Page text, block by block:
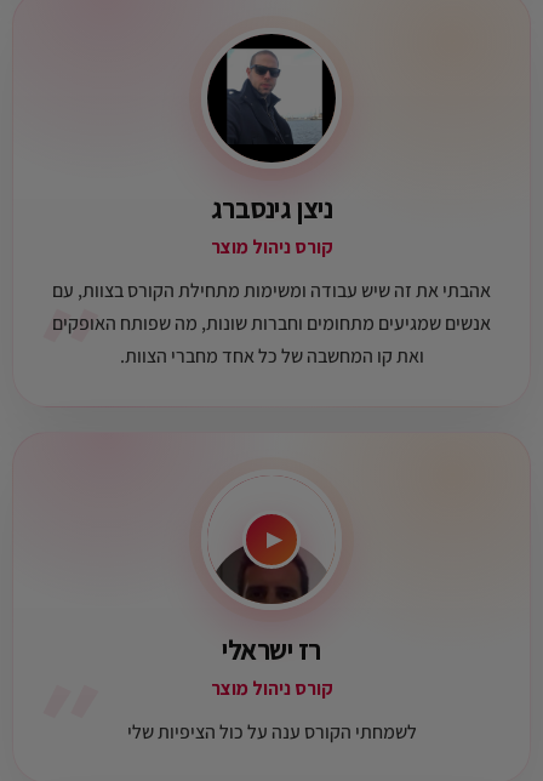
״
ניצן גינסברג
קורס ניהול מוצר
אהבתי את זה שיש עבודה ומשימות מתחילת הקורס בצוות, עם
אנשים שמגיעים מתחומים וחברות שונות, מה שפותח האופקים
ואת קו המחשבה של כל אחד מחברי הצוות.
״
▶
רז ישראלי
קורס ניהול מוצר
לשמחתי הקורס ענה על כול הציפיות שלי